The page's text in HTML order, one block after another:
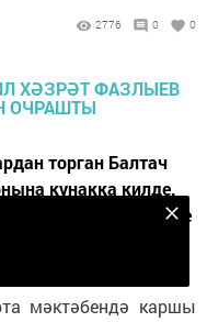
2776 0 0
торган Балтач
кунакка килде.
баш казые
мәктәбендә каршы